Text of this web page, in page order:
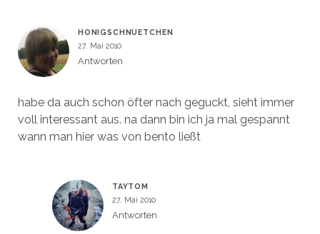
HONIGSCHNUETCHEN
27. Mai 2010
Antworten
habe da auch schon öfter nach geguckt, sieht immer
voll interessant aus. na dann bin ich ja mal gespannt
wann man hier was von bento ließt
TAYTOM
27. Mai 2010
Antworten